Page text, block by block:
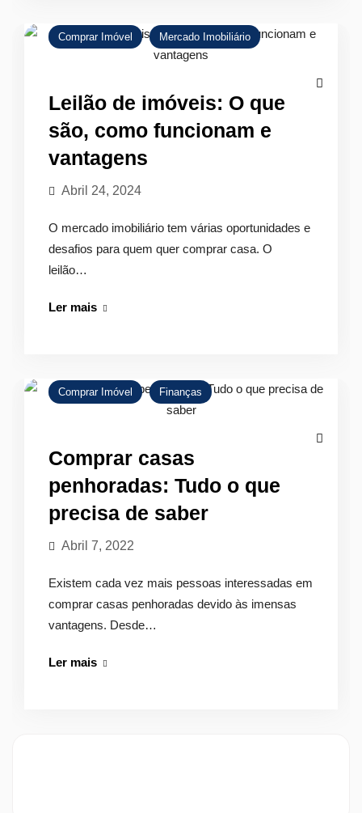
pelos
funciona
Comprar Imóvel Mercado Imobiliário
Leilão de imóveis: O que
são, como funcionam e
vantagens
Abril 24, 2024
O mercado imobiliário tem várias oportunidades e
desafios para quem quer comprar casa. O
leilão…
Ler maisLeilão
que
funcionam
vantagens
Comprar Imóvel Finanças
Comprar casas
penhoradas: Tudo o que
precisa de saber
Abril 7, 2022
Existem cada vez mais pessoas interessadas em
comprar casas penhoradas devido às imensas
vantagens. Desde…
Ler maisComprar